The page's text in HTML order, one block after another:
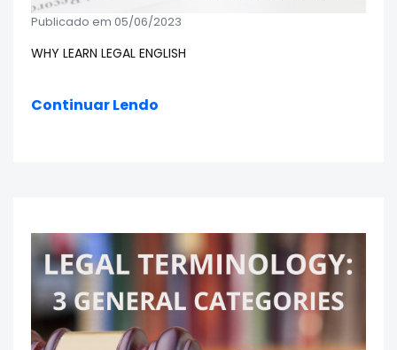
Publicado em 05/06/2023
WHY LEARN LEGAL ENGLISH
Continuar Lendo